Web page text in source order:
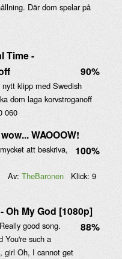
Där dom spelar på
Time -
90%
klipp med Swedish
dom laga korvstroganoff
060
WAOOOW!
100%
att beskriva,
Av: TheBaronen Klick: 9
Oh My God [1080p]
88%
good song.
You're such a
girl Oh, I cannot get